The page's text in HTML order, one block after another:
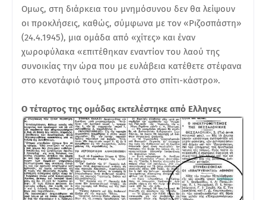
Ομως, στη διάρκεια του μνημόσυνου δεν θα λείψουν
οι προκλήσεις, καθώς, σύμφωνα με τον «Ριζοσπάστη»
(24.4.1945), μια ομάδα από «χίτες» και έναν
χωροφύλακα «επιτέθηκαν εναντίον του λαού της
συνοικίας την ώρα που με ευλάβεια κατέθετε στέφανα
στο κενοτάφιό τους μπροστά στο σπίτι-κάστρο».
Ο τέταρτος της ομάδας εκτελέστηκε από Ελληνες